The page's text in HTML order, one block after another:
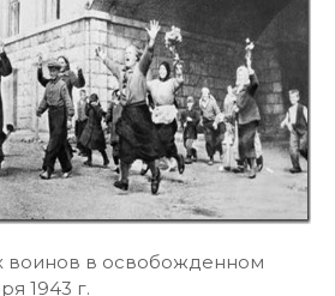
воинов в освобожденном
1943 г.